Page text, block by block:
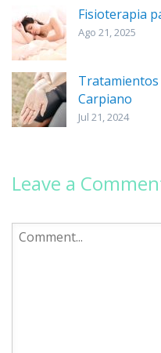
Fisioterapia
Ago 21, 2025
Carpiano
Jul 21, 2024
Leave a